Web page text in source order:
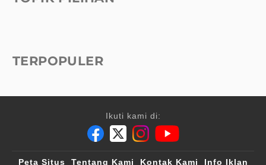
TERPOPULER
Ikuti kami di:
Peta Situs Tentang Kami Kontak Kami
Info Iklan